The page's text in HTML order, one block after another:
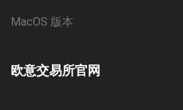
MacOS 版本
欧意交易所官网